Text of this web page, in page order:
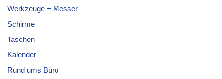
Werkzeuge + Messer
Schirme
Taschen
Kalender
Rund ums Büro